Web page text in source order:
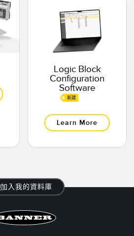
Logic Block
Configuration
Software
新建
Learn More
加入我的資料庫